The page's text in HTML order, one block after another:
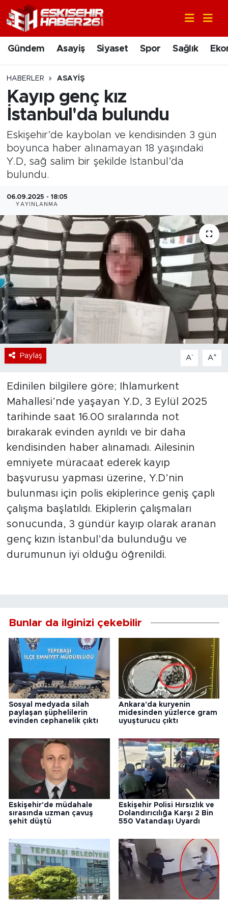
Gündem Asayiş Siyaset Spor Sağlık
HABERLER ASAYIŞ
Kayıp genç kız
İstanbul'da bulundu
Eskişehir’de kaybolan ve kendisinden 3 gün
boyunca haber alınamayan 18 yaşındaki
Y.D, sağ salim bir şekilde İstanbul’da
bulundu.
06.09.2025 - 18:05
YAYINLANMA
Paylaş A- A+
Edinilen bilgilere göre; Ihlamurkent
Mahallesi’nde yaşayan Y.D, 3 Eylül 2025
tarihinde saat 16.00 sıralarında not
bırakarak evinden ayrıldı ve bir daha
kendisinden haber alınamadı. Ailesinin
emniyete müracaat ederek kayıp
başvurusu yapması üzerine, Y.D’nin
bulunması için polis ekiplerince geniş çaplı
çalışma başlatıldı. Ekiplerin çalışmaları
sonucunda, 3 gündür kayıp olarak aranan
genç kızın İstanbul’da bulunduğu ve
durumunun iyi olduğu öğrenildi.
Bunlar da ilginizi çekebilir
Sosyal medyada silah
paylaşan şüphelilerin
evinden cephanelik çıktı
Ankara'da kuryenin
midesinden yüzlerce gram
uyuşturucu çıktı
Eskişehir'de müdahale
sırasında uzman çavuş
şehit düştü
Eskişehir Polisi Hırsızlık ve
Dolandırıcılığa Karşı 2 Bin
550 Vatandaşı Uyardı
Gündem
Asayiş
Spor
Sağlık
Ekonomi
Eğitim
Sanat
Bölge
Teknoloji
Magazin
Dünya
Sektör
Nöbetçi Eczaneler
Hava Durumu
Süper Lig Puan Durumu ve Fikstür
Tüm Manşetler
Son Dakika Haberleri
Haber Arşivi